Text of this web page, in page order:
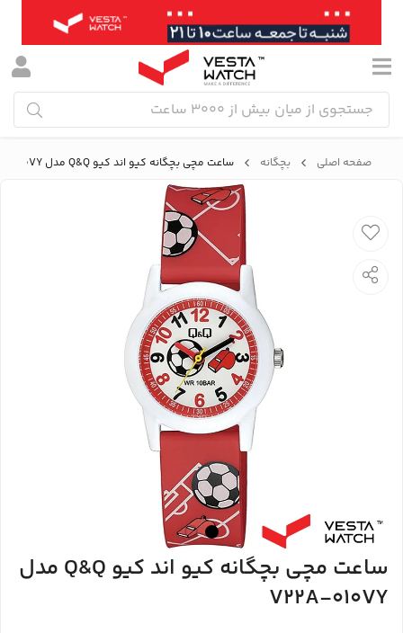
صفحه اصلی بچگانه ساعت مچی بچگانه کیو اند کیو Q&Q مدل V22A-010VY
ساعت مچی بچگانه کیو اند کیو Q&Q مدل
V22A-010VY